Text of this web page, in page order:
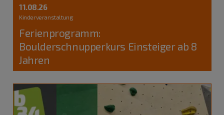
11.08.26
Kinderveranstaltung
Ferienprogramm:
Boulderschnupperkurs Einsteiger ab 8
Jahren